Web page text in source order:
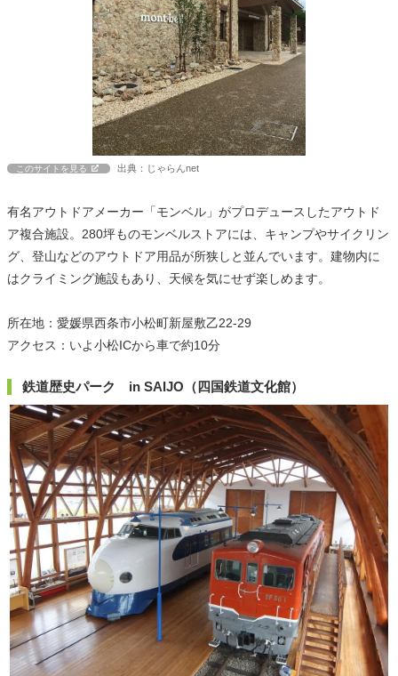
このサイトを見る 出典：じゃらんnet
有名アウトドアメーカー「モンベル」がプロデュースしたアウトド
ア複合施設。280坪ものモンベルストアには、キャンプやサイクリン
グ、登山などのアウトドア用品が所狭しと並んでいます。建物内に
はクライミング施設もあり、天候を気にせず楽しめます。
所在地：愛媛県西条市小松町新屋敷乙22-29
アクセス：いよ小松ICから車で約10分
鉄道歴史パーク in SAIJO（四国鉄道文化館）